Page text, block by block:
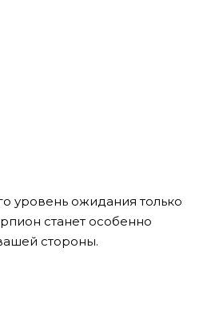
уровень ожидания только
станет особенно
стороны.